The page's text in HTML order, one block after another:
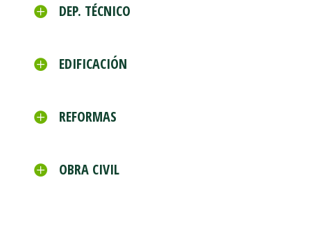
DEP. TÉCNICO
EDIFICACIÓN
REFORMAS
OBRA CIVIL